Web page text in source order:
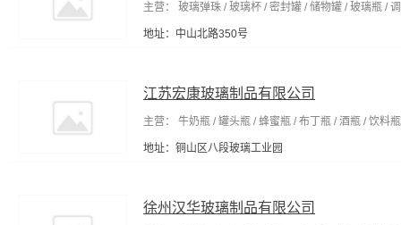
主营： 玻璃弹珠 / 玻璃杯 / 密封罐 / 储物罐 / 玻璃瓶 /
地址：中山北路350号
江苏宏康玻璃制品有限公司
主营： 牛奶瓶 / 罐头瓶 / 蜂蜜瓶 / 布丁瓶 / 酒瓶 / 饮料
地址：铜山区八段玻璃工业园
徐州汉华玻璃制品有限公司